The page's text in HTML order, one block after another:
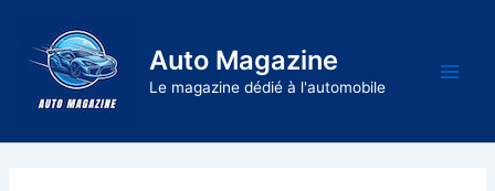
contenu
Auto Magazine
Le magazine dédié à l'automobile